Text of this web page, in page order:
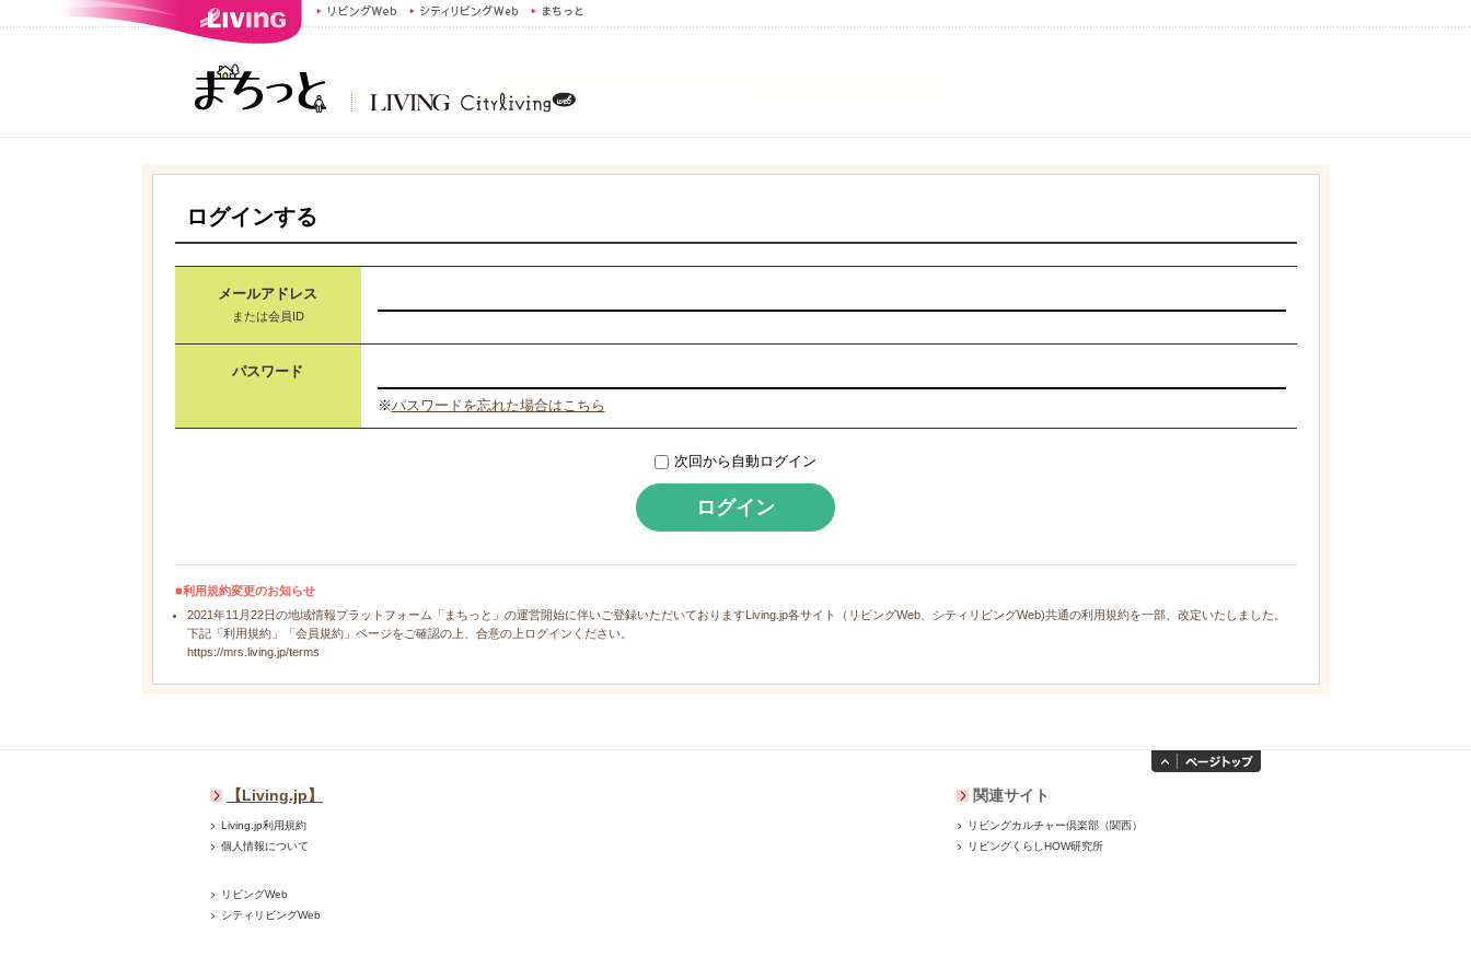
ログインする
メールアドレス
または会員ID
パスワード
※パスワードを忘れた場合はこちら
次回から自動ログイン
ログイン
■利用規約変更のお知らせ
2021年11月22日の地域情報プラットフォーム「まちっと」の運営開始に伴いご登録いただいておりますLiving.jp各サイト（リビングWeb、シティリビングWeb)共通の利用規約を一部、改定いたしました。
下記「利用規約」「会員規約」ページをご確認の上、合意の上ログインください。
https://mrs.living.jp/terms
【Living.jp】
Living.jp利用規約
個人情報について
リビングWeb
シティリビングWeb
関連サイト
リビングカルチャー倶楽部（関西）
リビングくらしHOW研究所